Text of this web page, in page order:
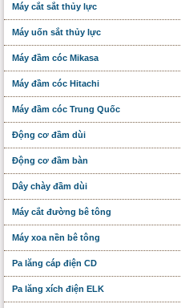
Máy cắt sắt thủy lực
Máy uốn sắt thủy lực
Máy đầm cóc Mikasa
Máy đầm cóc Hitachi
Máy đầm cóc Trung Quốc
Động cơ đầm dùi
Động cơ đầm bàn
Dây chày đầm dùi
Máy cắt đường bê tông
Máy xoa nền bê tông
Pa lăng cáp điện CD
Pa lăng xích điện ELK